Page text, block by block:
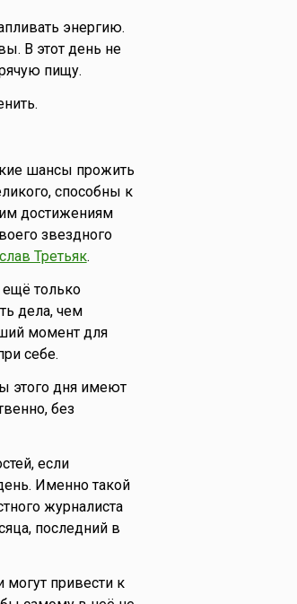
энергию.
В этот день не
пищу.
шансы прожить
способны к
достижениям
звездного
Третьяк.
только
дела, чем
момент для
себе.
этого дня имеют
без
если
Именно такой
журналиста
последний в
могут привести к